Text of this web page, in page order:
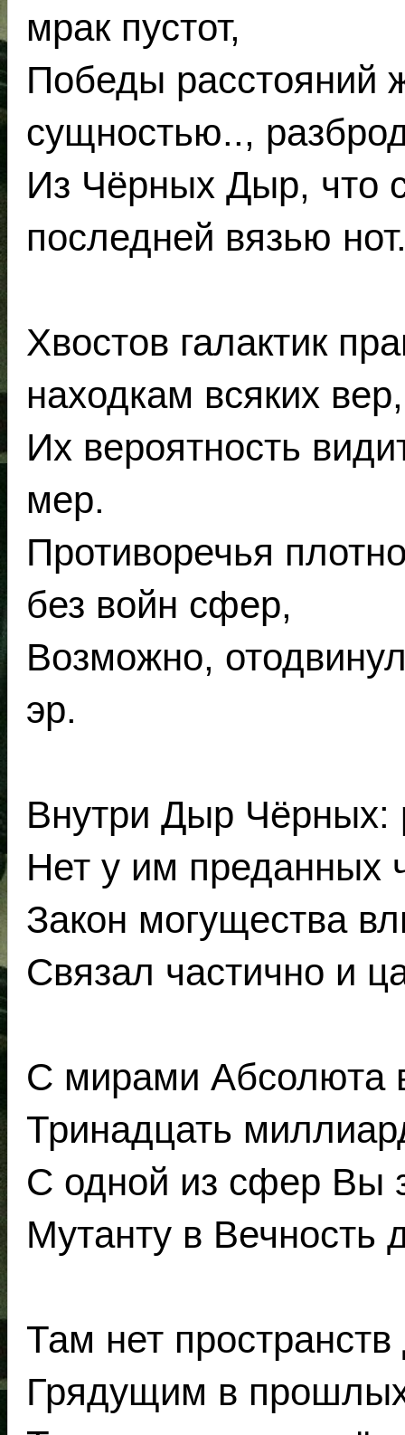
мрак пустот,
Победы расстояний
сущностью..,
Из Чёрных Дыр, что
последней вязью
Хвостов галактик
находкам всяких вер,
Их вероятность
мер.
Противоречья
без войн сфер,
Возможно,
эр.
Внутри Дыр Чёрных:
Нет у им преданных
Закон могущества
Связал частично и
С мирами Абсолюта
Тринадцать
С одной из сфер Вы
Мутанту в Вечность
Там нет
Грядущим в